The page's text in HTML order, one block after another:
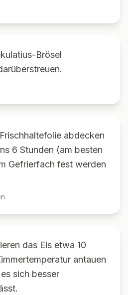
Brösel
abdecken
6 Stunden (am besten
Gefrierfach fest werden
das Eis etwa 10
antauen
sich besser